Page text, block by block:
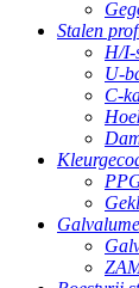
Stalen
H/I-
U-
C-